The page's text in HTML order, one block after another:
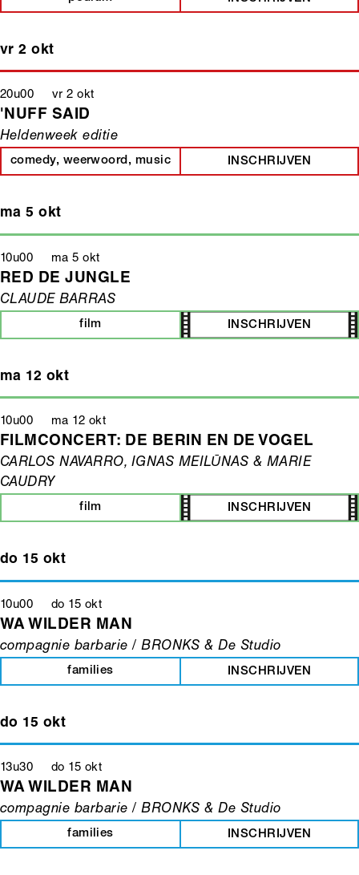
vr 2 okt
20u00 vr 2 okt
'NUFF SAID
Heldenweek editie
comedy, weerwoord, music INSCHRIJVEN
ma 5 okt
10u00 ma 5 okt
RED DE JUNGLE
CLAUDE BARRAS
film INSCHRIJVEN
ma 12 okt
10u00 ma 12 okt
FILMCONCERT: DE BERIN EN DE VOGEL
CARLOS NAVARRO, IGNAS MEILŪNAS & MARIE
CAUDRY
film INSCHRIJVEN
do 15 okt
10u00 do 15 okt
WA WILDER MAN
compagnie barbarie / BRONKS & De Studio
families INSCHRIJVEN
do 15 okt
13u30 do 15 okt
WA WILDER MAN
compagnie barbarie / BRONKS & De Studio
families INSCHRIJVEN